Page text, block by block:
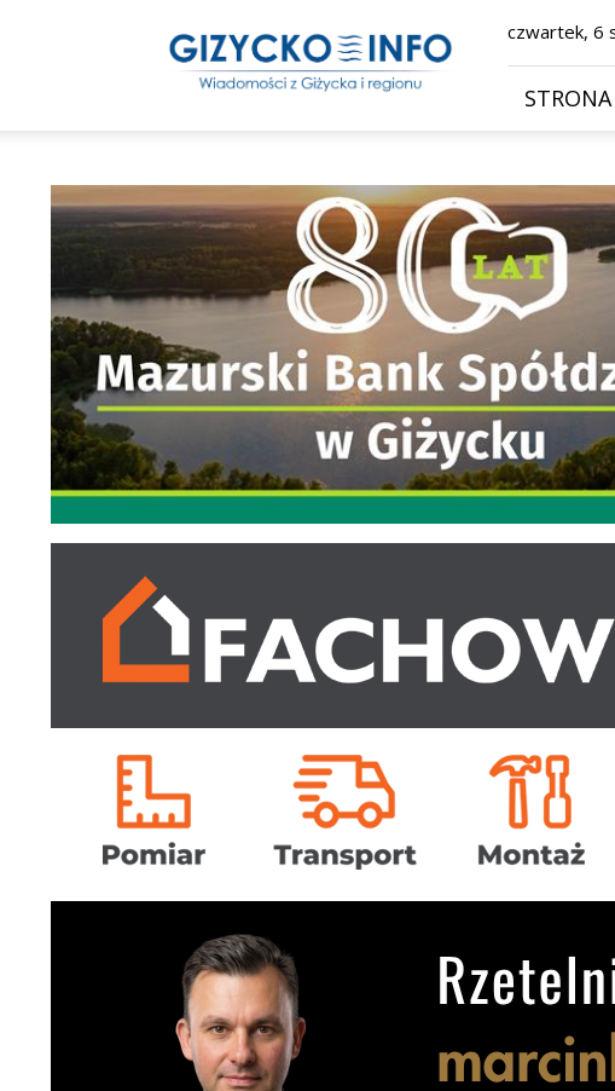
–
wiadomości
czwartek, 6